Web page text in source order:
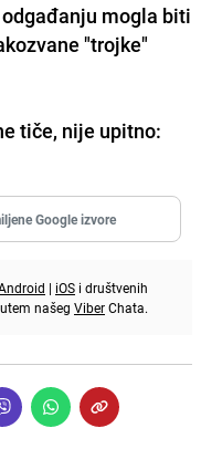
mogla biti
"trojke"
tiče, nije upitno:
Google izvore
| iOS i društvenih
našeg ViberChata.